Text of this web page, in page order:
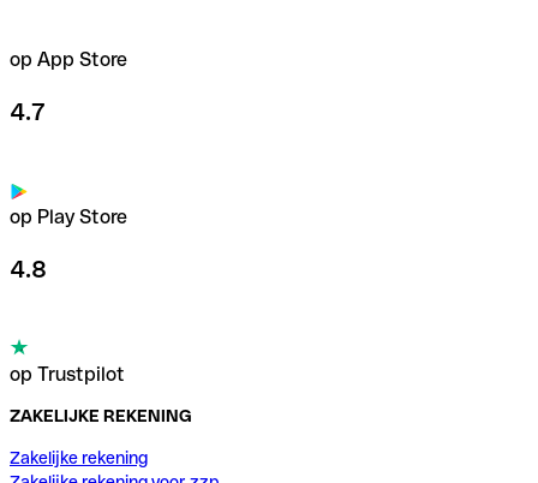
op App Store
4.7
op Play Store
4.8
op Trustpilot
ZAKELIJKE REKENING
Zakelijke rekening